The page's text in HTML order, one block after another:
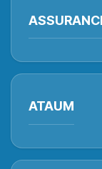
ATAUM